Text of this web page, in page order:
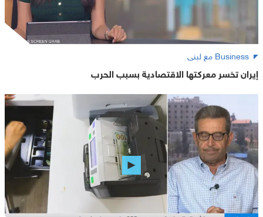
Business مع لبنى
إيران تخسر معركتها الاقتصادية بسبب الحرب